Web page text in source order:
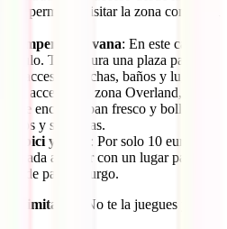
te permitirá visitar la zona comercial
Camper/Caravana: En este caso
Te asegura una plaza para
acceso a duchas, baños y lugar
acceso a la zona Overland, zona
de encargar pan fresco y bollería; y
y sorpresas.
bici y moto
: Por solo 10 euros
anterior con un lugar para tu
de para tu furgo.
limitadas
. No te la juegues y